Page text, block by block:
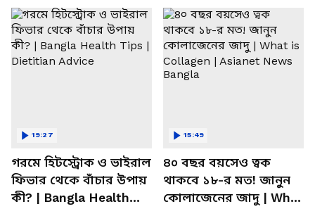
Problem | Diet
গরমে হিটস্ট্রোক ও ভাইরাল
ফিভার থেকে বাঁচার উপায়
কী? | Bangla Health
19:27
৪০ বছর বয়সেও ত্বক
থাকবে ১৮-র মত! জানুন
কোলাজেনের জাদু | What
15:49